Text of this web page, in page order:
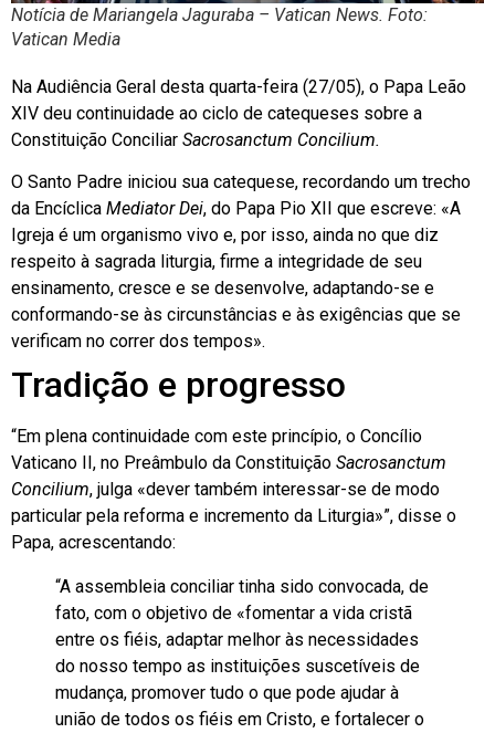
Notícia de Mariangela Jaguraba – Vatican News. Foto:
Vatican Media
Na Audiência Geral desta quarta-feira (27/05), o Papa Leão
XIV deu continuidade ao ciclo de catequeses sobre a
Constituição Conciliar Sacrosanctum Concilium.
O Santo Padre iniciou sua catequese, recordando um trecho
da Encíclica Mediator Dei, do Papa Pio XII que escreve: «A
Igreja é um organismo vivo e, por isso, ainda no que diz
respeito à sagrada liturgia, firme a integridade de seu
ensinamento, cresce e se desenvolve, adaptando-se e
conformando-se às circunstâncias e às exigências que se
verificam no correr dos tempos».
Tradição e progresso
“Em plena continuidade com este princípio, o Concílio
Vaticano II, no Preâmbulo da Constituição Sacrosanctum
Concilium, julga «dever também interessar-se de modo
particular pela reforma e incremento da Liturgia»”, disse o
Papa, acrescentando:
“A assembleia conciliar tinha sido convocada, de
fato, com o objetivo de «fomentar a vida cristã
entre os fiéis, adaptar melhor às necessidades
do nosso tempo as instituições suscetíveis de
mudança, promover tudo o que pode ajudar à
união de todos os fiéis em Cristo, e fortalecer o